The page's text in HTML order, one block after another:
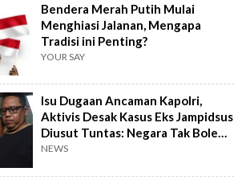
Bendera Merah Putih Mulai
Menghiasi Jalanan, Mengapa
Tradisi ini Penting?
YOUR SAY
Isu Dugaan Ancaman Kapolri,
Aktivis Desak Kasus Eks Jampidsus
Diusut Tuntas: Negara Tak Boleh
Kalah
NEWS